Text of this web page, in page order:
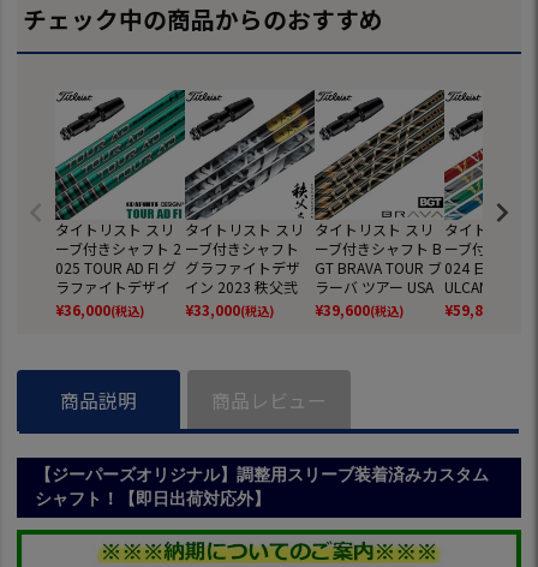
チェック中の商品からのおすすめ
タイトリスト スリ
ーブ付きシャフト 2
025 TOUR AD FI グ
ラファイトデザイ
ン ツアーAD FI 日本
正規品 ゴルフ シャ
¥36,000(税込)
タイトリスト スリ
ーブ付きシャフト
グラファイトデザ
イン 2023 秩父弐
ドライバー用 日本
正規品 (TSR／TSi／
¥33,000(税込)
タイトリスト スリ
ーブ付きシャフト B
GT BRAVA TOUR ブ
ラーバ ツアー USA
直輸入品 日本未発
売 (GT／TSR／TSi
¥39,600(税込)
タイトリスト
ーブ付きシャ
024 日本シャ
ULCANUS バ
ス 日本正規品
フ シャフト
¥59,800
商品説明 商品レビュー
【ジーパーズオリジナル】調整用スリーブ装着済みカスタム
シャフト！【即日出荷対応外】